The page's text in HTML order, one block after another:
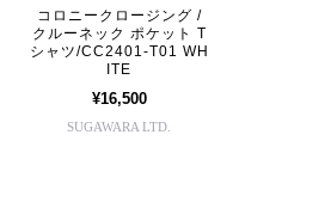
コロニークロージング /
クルーネック ポケット T
シャツ/CC2401-T01 WH
ITE
¥16,500
SUGAWARA LTD.